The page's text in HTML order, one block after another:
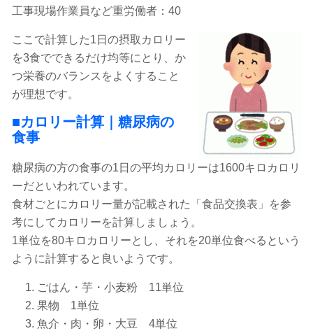
工事現場作業員など重労働者：40
ここで計算した1日の摂取カロリー
を3食でできるだけ均等にとり、か
つ栄養のバランスをよくすること
が理想です。
■カロリー計算｜糖尿病の
食事
糖尿病の方の食事の1日の平均カロリーは1600キロカロリ
ーだといわれています。
食材ごとにカロリー量が記載された「食品交換表」を参
考にしてカロリーを計算しましょう。
1単位を80キロカロリーとし、それを20単位食べるという
ように計算すると良いようです。
ごはん・芋・小麦粉 11単位
果物 1単位
魚介・肉・卵・大豆 4単位